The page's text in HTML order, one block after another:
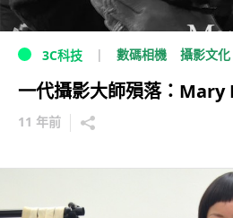
3C科技 數碼相機 攝影文化
一代攝影大師殞落：
11 年前